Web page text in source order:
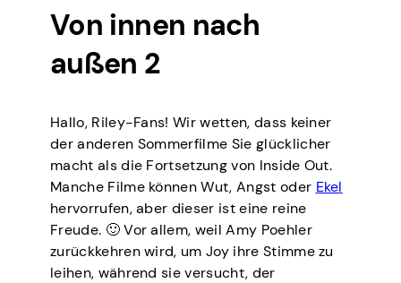
Von innen nach
außen 2
Hallo, Riley-Fans! Wir wetten, dass keiner
der anderen Sommerfilme Sie glücklicher
macht als die Fortsetzung von Inside Out.
Manche Filme können Wut, Angst oder Ekel
hervorrufen, aber dieser ist eine reine
Freude. 🙂 Vor allem, weil Amy Poehler
zurückkehren wird, um Joy ihre Stimme zu
leihen, während sie versucht, der